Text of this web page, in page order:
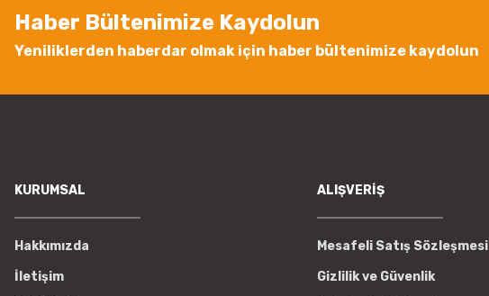
Bu ürüne benzer farklı alternatifler olmalı.
Haber Bültenimize Kaydolun
Yeniliklerden haberdar olmak için haber bültenimize kaydolun
KURUMSAL
Hakkımızda
İletişim
ALIŞVERİŞ
Mesafeli Satış Sözleşmesi
Gizlilik ve Güvenlik